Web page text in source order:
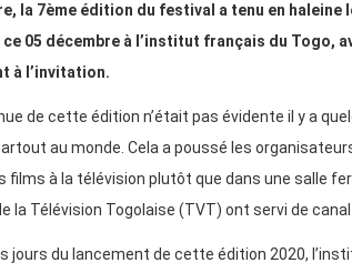
la 7ème édition du festival a tenu en
ce 05 décembre à l’institut français du Togo,
à l’invitation.
de cette édition n’était pas évidente il y a
au monde. Cela a poussé les
à la télévision plutôt que dans une salle
la Télévision Togolaise (TVT) ont servi de
jours du lancement de cette édition 2020,